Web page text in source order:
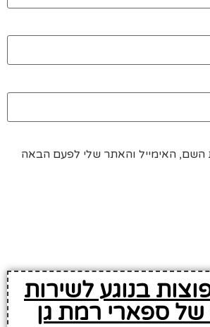
האימייל והאתר שלי לפעם הבאה
בנוגע לשירות
של ספארי רמת גן